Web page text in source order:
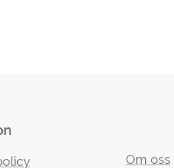
Om oss